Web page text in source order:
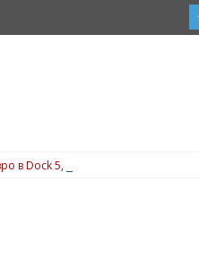
в Dock 5, вижте подробности